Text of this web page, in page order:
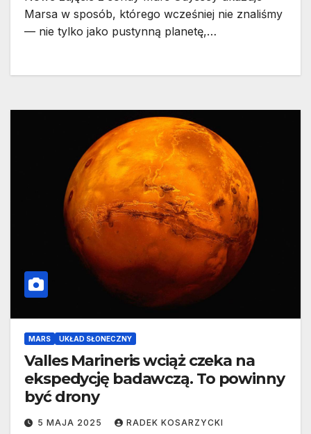
Marsa w sposób, którego wcześniej nie znaliśmy
— nie tylko jako pustynną planetę,…
MARS UKŁAD SŁONECZNY
Valles Marineris wciąż czeka na
ekspedycję badawczą. To powinny
być drony
5 MAJA 2025 RADEK KOSARZYCKI